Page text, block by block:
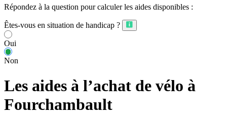
Répondez à la question pour calculer les aides disponibles :
Êtes-vous en situation de handicap ?
Oui
Non
Les aides à l’achat de vélo à
Fourchambault